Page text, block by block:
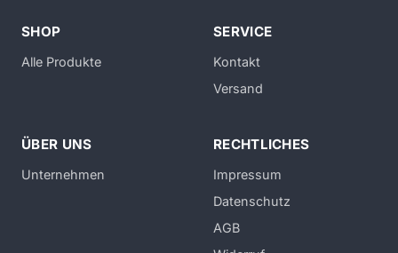
SHOP
Alle Produkte
SERVICE
Kontakt
Versand
ÜBER UNS
Unternehmen
RECHTLICHES
Impressum
Datenschutz
AGB